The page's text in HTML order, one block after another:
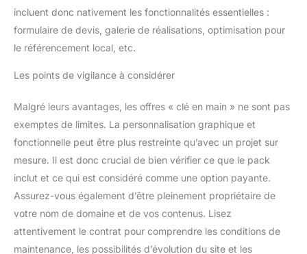
incluent donc nativement les fonctionnalités essentielles :
formulaire de devis, galerie de réalisations, optimisation pour
le référencement local, etc.
Les points de vigilance à considérer
Malgré leurs avantages, les offres « clé en main » ne sont pas
exemptes de limites. La personnalisation graphique et
fonctionnelle peut être plus restreinte qu’avec un projet sur
mesure. Il est donc crucial de bien vérifier ce que le pack
inclut et ce qui est considéré comme une option payante.
Assurez-vous également d’être pleinement propriétaire de
votre nom de domaine et de vos contenus. Lisez
attentivement le contrat pour comprendre les conditions de
maintenance, les possibilités d’évolution du site et les